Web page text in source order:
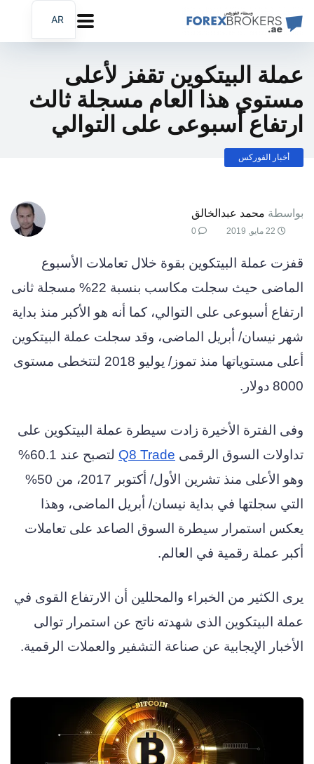
عملة البيتكوين تقفز لأعلى
مستوي هذا العام مسجلة ثالث
ارتفاع أسبوعى على التوالي
أخبار الفوركس
بواسطة محمد عبدالخالق
قفزت عملة البيتكوين بقوة خلال تعاملات الأسبوع
الماضى حيث سجلت مكاسب بنسبة 22% مسجلة ثانى
ارتفاع أسبوعى على التوالي، كما أنه هو الأكبر منذ بداية
شهر نيسان/ أبريل الماضى، وقد سجلت عملة البيتكوين
أعلى مستوياتها منذ تموز/ يوليو 2018 لتتخطى مستوى
8000 دولار.
وفى الفترة الأخيرة زادت سيطرة عملة البيتكوين على
تداولات السوق الرقمى Q8 Trade
لتصبح عند 60.1%
وهو الأعلى منذ تشرين الأول/ أكتوبر 2017، من 50%
التي سجلتها في بداية نيسان/ أبريل الماضى، وهذا
يعكس استمرار سيطرة السوق الصاعد على تعاملات
أكبر عملة رقمية في العالم.
يرى الكثير من الخبراء والمحللين أن الارتفاع القوى في
عملة البيتكوين الذى شهدته ناتج عن استمرار توالى
الأخبار الإيجابية عن صناعة التشفير والعملات الرقمية.
AR
EN